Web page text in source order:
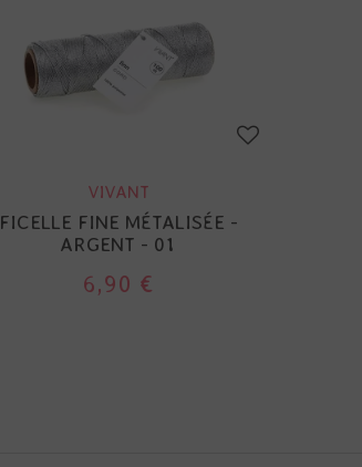
VIVANT
FICELLE FINE MÉTALISÉE -
ARGENT - 01
6,90 €